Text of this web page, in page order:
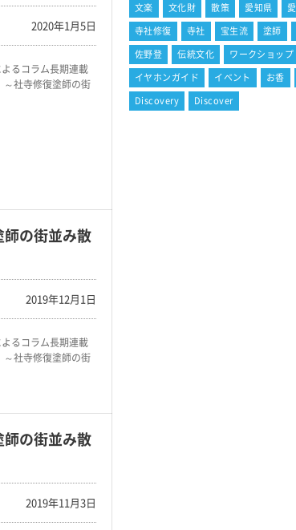
2020年1月5日
るコラム長期連載
～社寺修復塗師の街
の街並み散
2019年12月1日
るコラム長期連載
～社寺修復塗師の街
の街並み散
2019年11月3日
文楽
文化財 散策 愛知県
寺社修復
寺社 宝生流 塗師
佐野登
伝統文化 ワークショップ
イヤホンガイド
イベント お香
Discovery
Discover